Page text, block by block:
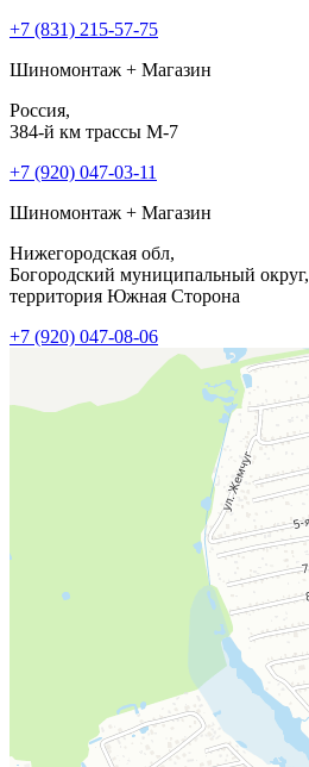
+7 (831) 215-57-75
Шиномонтаж + Магазин
Россия,
384-й км трассы М-7
+7 (920) 047-03-11
Шиномонтаж + Магазин
Нижегородская обл,
Богородский муниципальный округ,
территория Южная Сторона
+7 (920) 047-08-06